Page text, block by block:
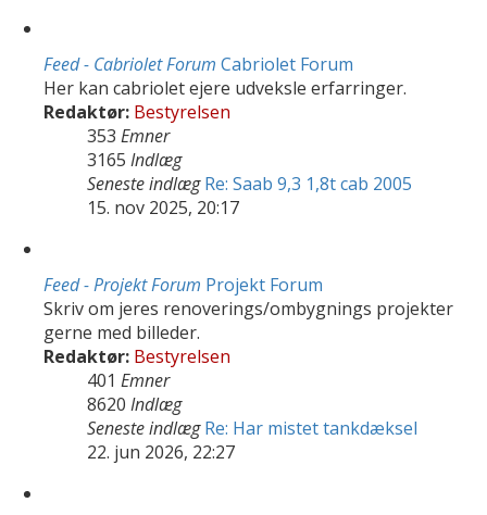
Feed - Cabriolet Forum Cabriolet Forum
Her kan cabriolet ejere udveksle erfarringer.
Redaktør: Bestyrelsen
353 Emner
3165 Indlæg
Seneste indlæg Re: Saab 9,3 1,8t cab 2005
15. nov 2025, 20:17
Feed - Projekt Forum Projekt Forum
Skriv om jeres renoverings/ombygnings projekter
gerne med billeder.
Redaktør: Bestyrelsen
401 Emner
8620 Indlæg
Seneste indlæg Re: Har mistet tankdæksel
22. jun 2026, 22:27